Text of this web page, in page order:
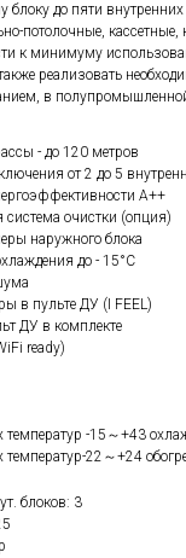
до пяти внутренних
потолочные,
к минимуму
реализовать
в
- до 120 метров
от 2 до 5
А++
система очистки (опция)
наружного блока
до - 15°C
в пульте ДУ (I FEEL)
ДУ в комплекте
ready)
-15～+43
22～+24
блоков: 3